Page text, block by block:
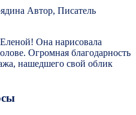
Автор, Писатель
Она нарисовала
Огромная благодарность
нашедшего свой облик